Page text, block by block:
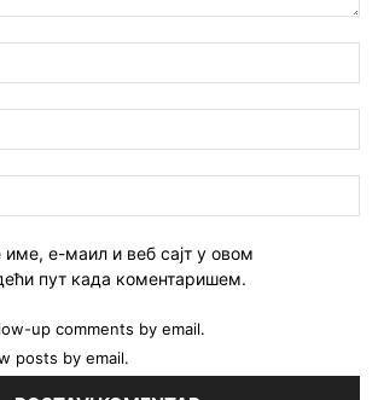
име, е-маил и веб сајт у овом
пут када коментаришем.
up comments by email.
posts by email.